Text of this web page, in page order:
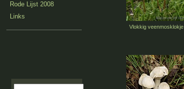
Rode Lijst 2008
Links
Vlokkig veenmosklokje